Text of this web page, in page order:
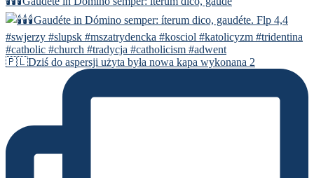
🇵🇱Dziś do aspersji użyta była nowa kapa wykonana 2